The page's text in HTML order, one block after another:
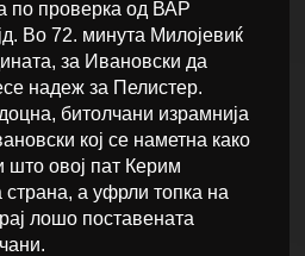
по проверка од ВАР
Во 72. минута Милојевиќ
за Ивановски да
надеж за Пелистер.
битолчани израмнија
кој се наметна како
што овој пат Керим
а уфрли топка на
лошо поставената